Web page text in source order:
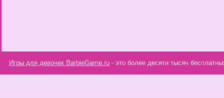
Игры для девочек BarbieGame.ru - это более десяти тысяч